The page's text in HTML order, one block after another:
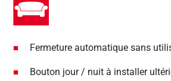
Fermeture automatique sans
Bouton jour / nuit à installer